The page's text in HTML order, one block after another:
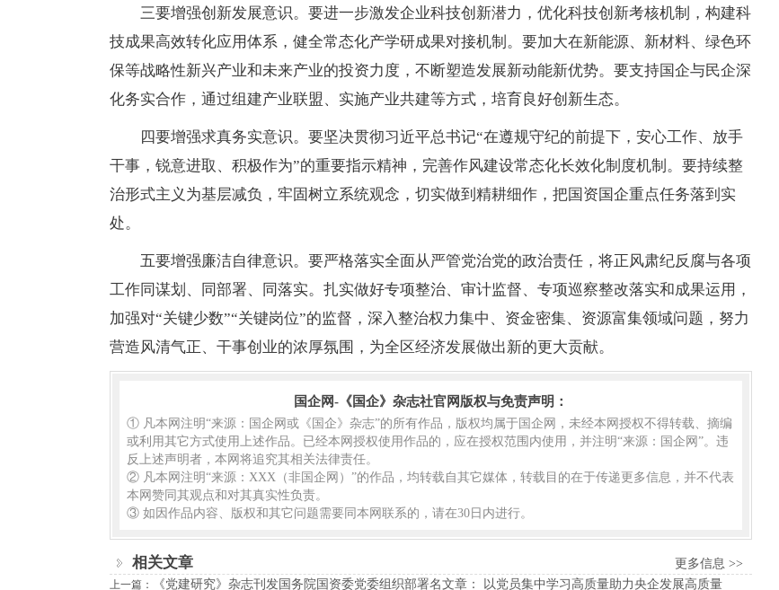
三要增强创新发展意识。要进一步激发企业科技创新潜力，优化科技创新考核机制，构建科
技成果高效转化应用体系，健全常态化产学研成果对接机制。要加大在新能源、新材料、绿色环
保等战略性新兴产业和未来产业的投资力度，不断塑造发展新动能新优势。要支持国企与民企深
化务实合作，通过组建产业联盟、实施产业共建等方式，培育良好创新生态。
四要增强求真务实意识。要坚决贯彻习近平总书记“在遵规守纪的前提下，安心工作、放手
干事，锐意进取、积极作为”的重要指示精神，完善作风建设常态化长效化制度机制。要持续整
治形式主义为基层减负，牢固树立系统观念，切实做到精耕细作，把国资国企重点任务落到实
处。
五要增强廉洁自律意识。要严格落实全面从严管党治党的政治责任，将正风肃纪反腐与各项
工作同谋划、同部署、同落实。扎实做好专项整治、审计监督、专项巡察整改落实和成果运用，
加强对“关键少数”“关键岗位”的监督，深入整治权力集中、资金密集、资源富集领域问题，努力
营造风清气正、干事创业的浓厚氛围，为全区经济发展做出新的更大贡献。
国企网-《国企》杂志社官网版权与免责声明：
① 凡本网注明“来源：国企网或《国企》杂志”的所有作品，版权均属于国企网，未经本网授权不得转载、摘编
或利用其它方式使用上述作品。已经本网授权使用作品的，应在授权范围内使用，并注明“来源：国企网”。违
反上述声明者，本网将追究其相关法律责任。
② 凡本网注明“来源：XXX（非国企网）”的作品，均转载自其它媒体，转载目的在于传递更多信息，并不代表
本网赞同其观点和对其真实性负责。
③ 如因作品内容、版权和其它问题需要同本网联系的，请在30日内进行。
更多信息 >>
相关文章
上一篇： 《党建研究》杂志刊发国务院国资委党委组织部署名文章： 以党员集中学习高质量助力央企发展高质量